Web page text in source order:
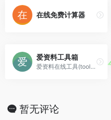
在线免费计算器
爱资料工具箱
爱资料在线工具(toolnb.com),为开发运维提供全面的在线工具箱,已开发工具270款,包含开发工具,运维工具,常用工具,SEO站长工具等,是好用,方便的在线工具网站.
暂无评论